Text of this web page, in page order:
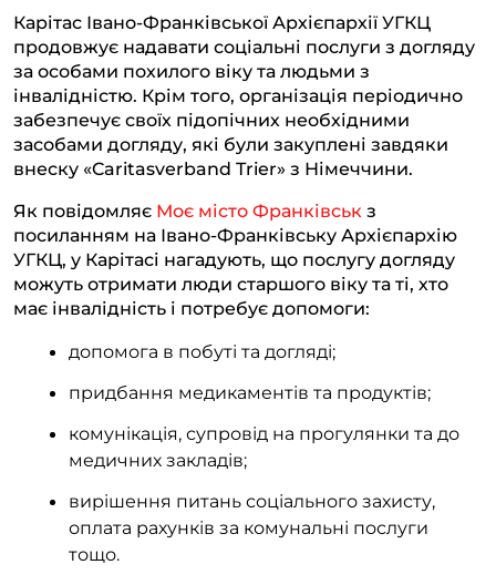
l
e
g
r
a
c
e
b
o
o
a
t
s
A
p
b
e
r
p
y
L
i
n
Карітас Івано-Франківської Архієпархії УГКЦ
продовжує надавати соціальні послуги з догляду
за особами похилого віку та людьми з
інвалідністю. Крім того, організація періодично
забезпечує своїх підопічних необхідними
засобами догляду, які були закуплені завдяки
внеску «Caritasverband Trier» з Німеччини.
Як повідомляє Моє місто Франківськ з
посиланням на Івано-Франківську Архієпархію
УГКЦ, у Карітасі нагадують, що послугу догляду
можуть отримати люди старшого віку та ті, хто
має інвалідність і потребує допомоги:
допомога в побуті та догляді;
придбання медикаментів та продуктів;
комунікація, супровід на прогулянки та до
медичних закладів;
вирішення питань соціального захисту,
оплата рахунків за комунальні послуги
тощо.